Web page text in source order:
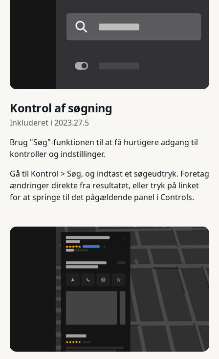
Kontrol af søgning
Inkluderet i 2023.27.5
Brug "Søg"-funktionen til at få hurtigere adgang til
kontroller og indstillinger.
Gå til Kontrol > Søg, og indtast et søgeudtryk. Foretag
ændringer direkte fra resultatet, eller tryk på linket
for at springe til det pågældende panel i Controls.